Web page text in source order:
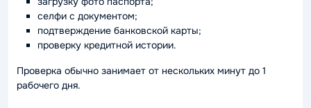
селфи с документом;
подтверждение банковской карты;
проверку кредитной истории.
Проверка обычно занимает от нескольких минут до 1
рабочего дня.